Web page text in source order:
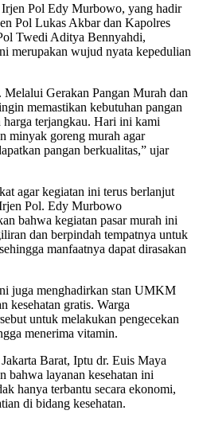
Pol Edy Murbowo, yang hadir
Pol Lukas Akbar dan Kapolres
Twedi Aditya Bennyahdi,
merupakan wujud nyata kepedulian
Gerakan Pangan Murah dan
memastikan kebutuhan pangan
terjangkau. Hari ini kami
minyak goreng murah agar
pangan berkualitas,” ujar
agar kegiatan ini terus berlanjut
Pol. Edy Murbowo
bahwa kegiatan pasar murah ini
dan berpindah tempatnya untuk
manfaatnya dapat dirasakan
juga menghadirkan stan UMKM
kesehatan gratis. Warga
untuk melakukan pengecekan
menerima vitamin.
Barat, Iptu dr. Euis Maya
bahwa layanan kesehatan ini
hanya terbantu secara ekonomi,
di bidang kesehatan.